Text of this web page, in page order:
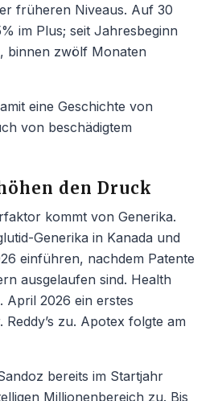
früheren Niveaus. Auf 30
im Plus; seit Jahresbeginn
binnen zwölf Monaten
eine Geschichte von
von beschädigtem
den Druck
kommt von Generika.
Generika in Kanada und
einführen, nachdem Patente
ausgelaufen sind. Health
April 2026 ein erstes
zu. Apotex folgte am
bereits im Startjahr
Millionenbereich zu. Bis